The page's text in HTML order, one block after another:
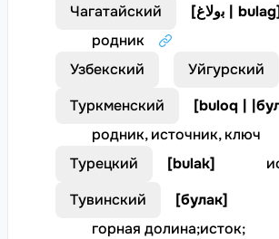
Чагатайский
[ ﺑوﻟﺎغ | bulag
родник
Узбекский
Уйгурский
Туркменский
[buloq |
родник, источник, ключ
Турецкий
[bulak]
Тувинский
[булак]
горная долина;исток;